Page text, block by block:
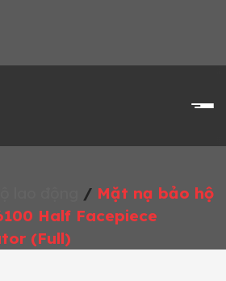
/ Mặt nạ bảo hộ
Half Facepiece
(Full)